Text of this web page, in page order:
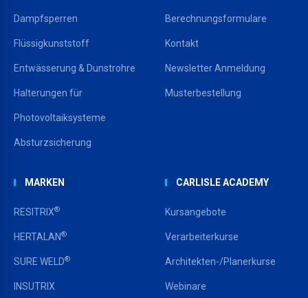
Dampfsperren
Flüssigkunststoff
Entwässerung & Dunstrohre
Halterungen für
Photovoltaiksysteme
Absturzsicherung
Berechnungsformulare
Kontakt
Newsletter Anmeldung
Musterbestellung
MARKEN
RESITRIX®
HERTALAN®
SURE WELD®
INSUTRIX
CARLISLE ACADEMY
Kursangebote
Verarbeiterkurse
Architekten-/Planerkurse
Webinare